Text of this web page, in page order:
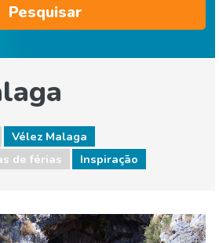
Pesquisar
Vélez Malaga
de férias Inspiração
Compras